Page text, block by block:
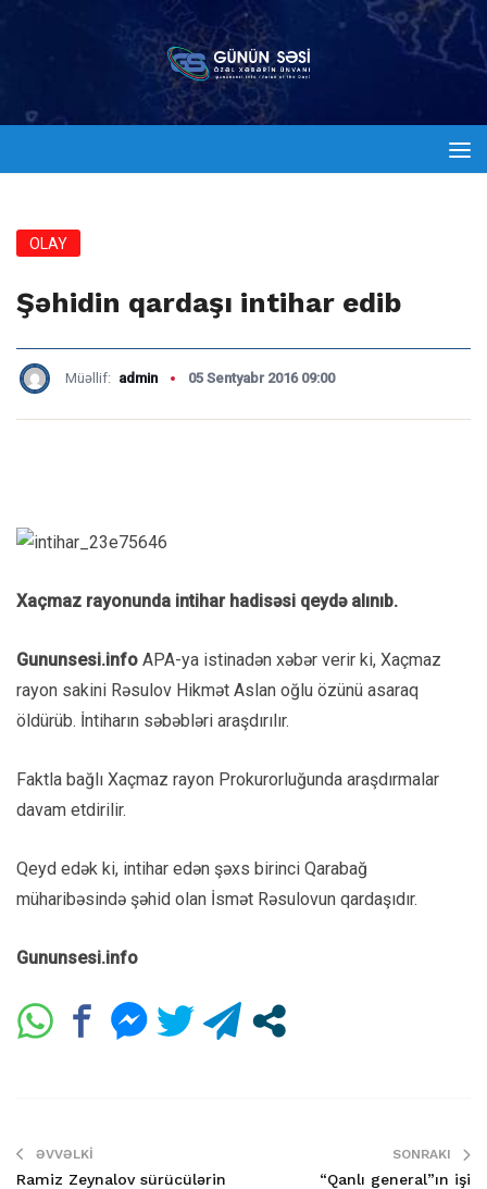
OLAY
Şəhidin qardaşı intihar edib
Müəllif: admin 05 Sentyabr 2016 09:00
Xaçmaz rayonunda intihar hadisəsi qeydə alınıb.
Gununsesi.info APA-ya istinadən xəbər verir ki, Xaçmaz
rayon sakini Rəsulov Hikmət Aslan oğlu özünü asaraq
öldürüb. İntiharın səbəbləri araşdırılır.
Faktla bağlı Xaçmaz rayon Prokurorluğunda araşdırmalar
davam etdirilir.
Qeyd edək ki, intihar edən şəxs birinci Qarabağ
müharibəsində şəhid olan İsmət Rəsulovun qardaşıdır.
Gununsesi.info
ƏVVƏLKI
Ramiz Zeynalov sürücülərin
SONRAKI
“Qanlı general”ın işi